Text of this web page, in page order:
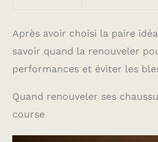
Après avoir choisi la paire
savoir quand la renouveler
performances et éviter les
Quand renouveler ses
course